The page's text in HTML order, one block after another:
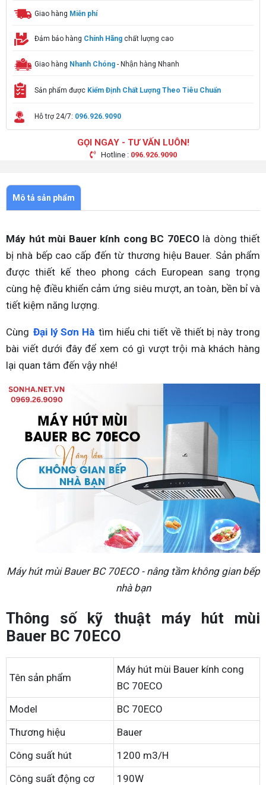
Giao hàng Miễn phí
Đảm bảo hàng Chính Hãng chất lượng cao
Giao hàng Nhanh Chóng - Nhận hàng Nhanh
Sản phẩm được Kiểm Định Chất Lượng Theo Tiêu Chuẩn
Hỗ trợ 24/7: 096.926.9090
GỌI NGAY - TƯ VẤN LUÔN!
Hotline : 096.926.9090
Mô tả sản phẩm
Máy hút mùi Bauer kính cong BC 70ECOlà dòng thiết
bị nhà bếp cao cấp đến từ thương hiệu Bauer. Sản phẩm
được thiết kế theo phong cách European sang trọng
cùng hệ điều khiển cảm ứng siêu mượt, an toàn, bền bỉ và
tiết kiệm năng lượng.
Cùng Đại lý Sơn Hà tìm hiểu chi tiết về thiết bị này trong
bài viết dưới đây để xem có gì vượt trội mà khách hàng
lại quan tâm đến vậy nhé!
Máy hút mùi Bauer BC 70ECO - nâng tầm không gian bếp
nhà bạn
Thông số kỹ thuật máy hút mùi
Bauer BC 70ECO
Tên sản phẩm
Máy hút mùi Bauer kính cong
BC 70ECO
Model
BC 70ECO
Thương hiệu
Bauer
Công suất hút
1200 m3/H
Công suất động cơ
190W